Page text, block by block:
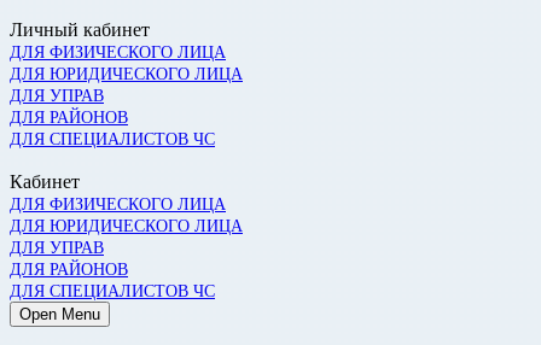
Личный кабинет
ДЛЯ ФИЗИЧЕСКОГО ЛИЦА
ДЛЯ ЮРИДИЧЕСКОГО ЛИЦА
ДЛЯ УПРАВ
ДЛЯ РАЙОНОВ
ДЛЯ СПЕЦИАЛИСТОВ ЧС
Кабинет
ДЛЯ ФИЗИЧЕСКОГО ЛИЦА
ДЛЯ ЮРИДИЧЕСКОГО ЛИЦА
ДЛЯ УПРАВ
ДЛЯ РАЙОНОВ
ДЛЯ СПЕЦИАЛИСТОВ ЧС
Open Menu